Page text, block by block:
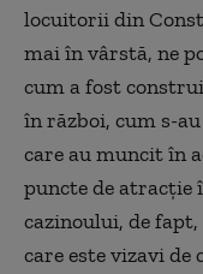
locuitorii din
mai în vârstă, ne
cum a fost
în război, cum s-
care au muncit în
puncte de atracţie
cazinoului, de
care este vizavi de